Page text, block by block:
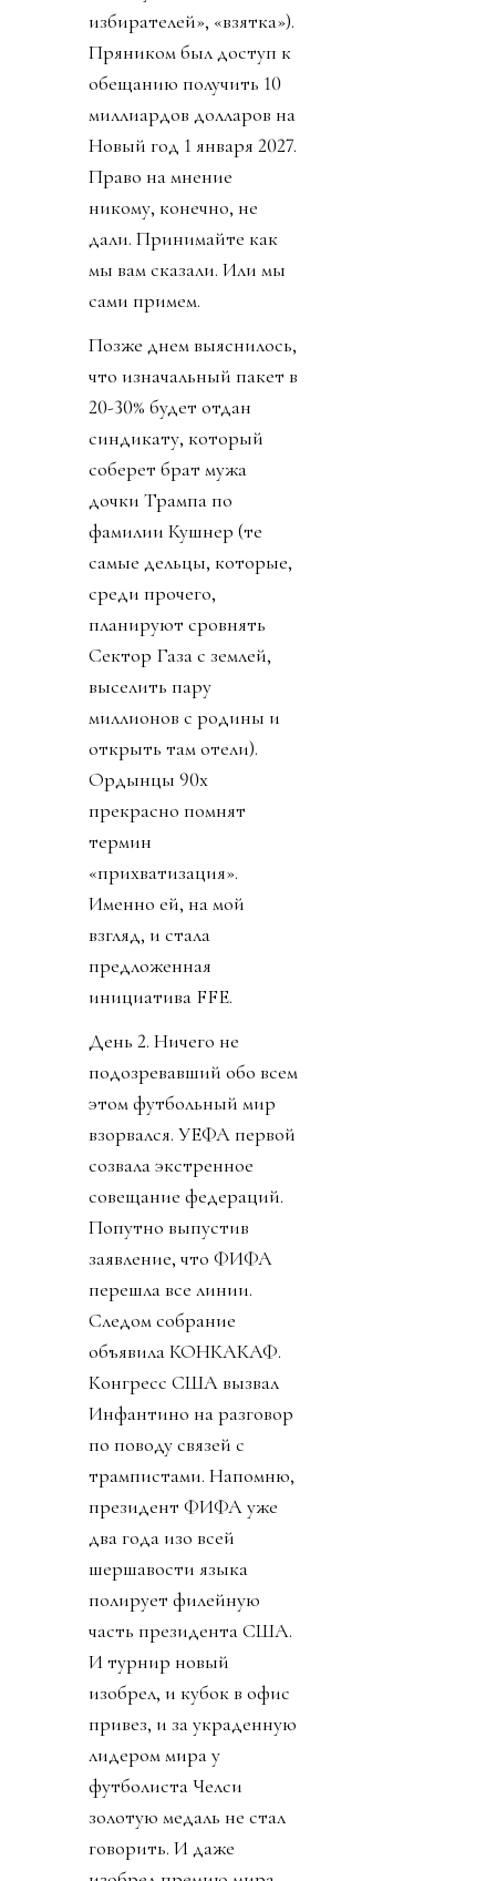
избирателей», «взятка»).
Пряником был доступ к
обещанию получить 10
миллиардов долларов на
Новый год 1 января 2027.
Право на мнение
никому, конечно, не
дали. Принимайте как
мы вам сказали. Или мы
сами примем.
Позже днем выяснилось,
что изначальный пакет в
20-30% будет отдан
синдикату, который
соберет брат мужа
дочки Трампа по
фамилии Кушнер (те
самые дельцы, которые,
среди прочего,
планируют сровнять
Сектор Газа с землей,
выселить пару
миллионов с родины и
открыть там отели).
Ордынцы 90х
прекрасно помнят
термин
«прихватизация».
Именно ей, на мой
взгляд, и стала
предложенная
инициатива FFE.
День 2. Ничего не
подозревавший обо всем
этом футбольный мир
взорвался. УЕФА первой
созвала экстренное
совещание федераций.
Попутно выпустив
заявление, что ФИФА
перешла все линии.
Следом собрание
объявила КОНКАКАФ.
Конгресс США вызвал
Инфантино на разговор
по поводу связей с
трампистами. Напомню,
президент ФИФА уже
два года изо всей
шершавости языка
полирует филейную
часть президента США.
И турнир новый
изобрел, и кубок в офис
привез, и за украденную
лидером мира у
футболиста Челси
золотую медаль не стал
говорить. И даже